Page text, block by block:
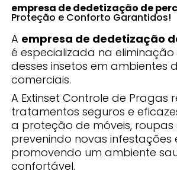
empresa de dedetização de
Proteção e Conforto Garantidos!
A empresa de dedetização
é especializada na
desses insetos em ambientes
comerciais.
A Extinset Controle de Pragas
tratamentos seguros e
a proteção de móveis, roupas
prevenindo novas infestações
promovendo um ambiente
confortável.